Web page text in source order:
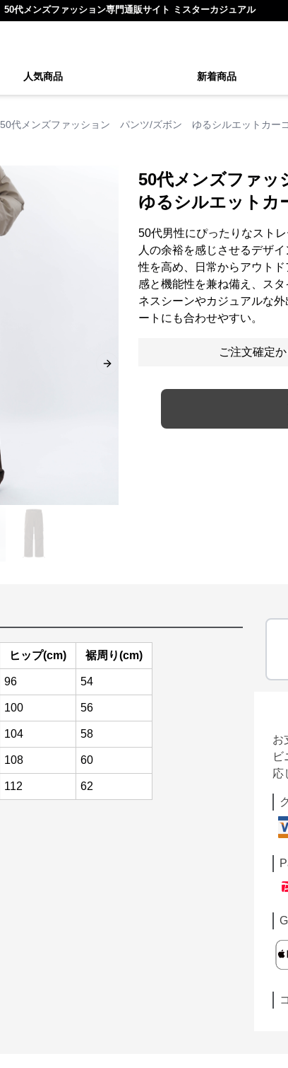
50代メンズファッション専門通販サイト ミスターカジュアル
人気商品 新着商品
50代メンズファッション パンツ/ズボン ゆるシルエットカー
Next slide
50代メンズファ
ゆるシルエットカ
50代男性にぴったりなスト
人の余裕を感じさせるデザ
性を高め、日常からアウト
感と機能性を兼ね備え、ス
ネスシーンやカジュアルな
ートにも合わせやすい。
ご注文確定
ヒップ(cm) 裾周り(cm)
96 54
100 56
104 58
108 60
112 62
お
ビ
応